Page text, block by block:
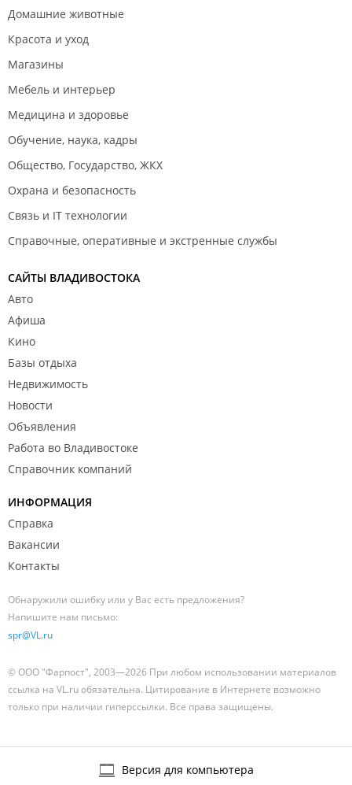
Домашние животные
Красота и уход
Магазины
Мебель и интерьер
Медицина и здоровье
Обучение, наука, кадры
Общество, Государство, ЖКХ
Охрана и безопасность
Связь и IT технологии
Справочные, оперативные и экстренные службы
САЙТЫ ВЛАДИВОСТОКА
Авто
Афиша
Кино
Базы отдыха
Недвижимость
Новости
Объявления
Работа во Владивостоке
Справочник компаний
ИНФОРМАЦИЯ
Справка
Вакансии
Контакты
Обнаружили ошибку или у Вас есть предложения?
Напишите нам письмо:
spr@VL.ru
© ООО "Фарпост", 2003—2026 При любом использовании материалов
ссылка на VL.ru обязательна. Цитирование в Интернете возможно
только при наличии гиперссылки. Все права защищены.
Версия для компьютера